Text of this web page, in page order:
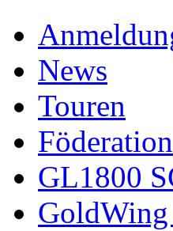
News
Touren
Föderation
GL1800